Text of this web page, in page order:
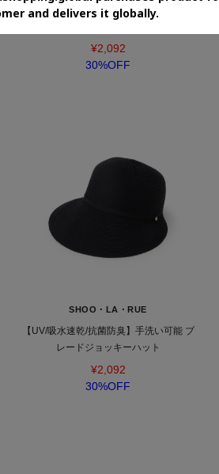
【UV/吸水速乾/抗菌防臭】手洗い可能 前
ト
¥2,092
30%OFF
SHOO・LA・RUE
【UV/吸水速乾/抗菌防臭】手洗い可能 ブ
レードジョッキーハット
¥2,092
30%OFF